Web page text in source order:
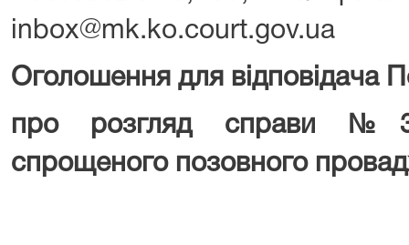
inbox@mk.ko.court.gov.ua
Оголошення для відповідача
про розгляд справи
спрощеного позовного